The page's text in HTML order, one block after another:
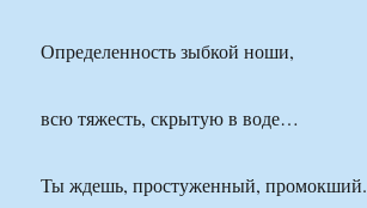
Определенность зыбкой ноши,
всю тяжесть, скрытую в воде…
Ты ждешь, простуженный, промокший.